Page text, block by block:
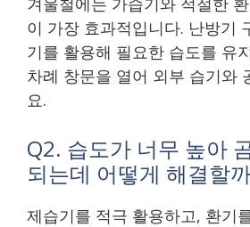
이 가장 효과적입니다. 난방기
기를 활용해 필요한 습도를 유
차례 창문을 열어 외부 습기와
요.
Q2. 습도가 너무 높아
되는데 어떻게 해결할
제습기를 적극 활용하고, 환기